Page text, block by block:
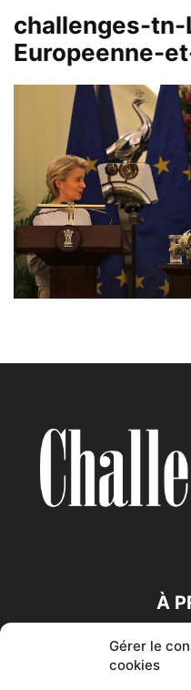
Gérer le
cookies
challenges-tn-
Europeenne-
À